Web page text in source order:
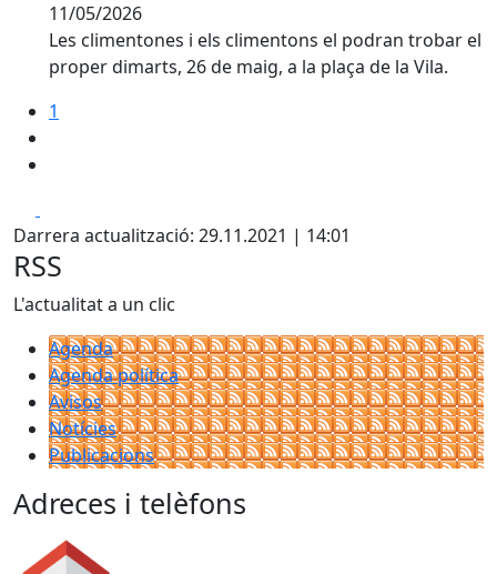
11/05/2026
Les climentones i els climentons el podran trobar el
proper dimarts, 26 de maig, a la plaça de la Vila.
1
Darrera actualització: 29.11.2021 | 14:01
RSS
L'actualitat a un clic
Agenda
Agenda política
Avisos
Notícies
Publicacions
Adreces i telèfons